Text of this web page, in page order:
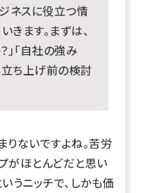
ネスに役立つ情
ます。まずは、
」「自社の強み
立ち上げ前の検討
りないですよね。苦労
がほとんどだと思い
うニッチで、しかも価